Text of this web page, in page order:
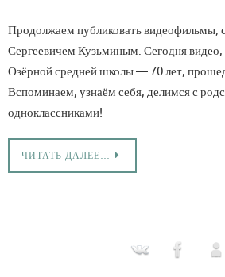
Продолжаем публиковать видеофильмы,
Сергеевичем Кузьминым. Сегодня
Озёрной средней школы — 70 лет,
Вспоминаем, узнаём себя, делимся с
одноклассниками!
ЧИТАТЬ ДАЛЕЕ…